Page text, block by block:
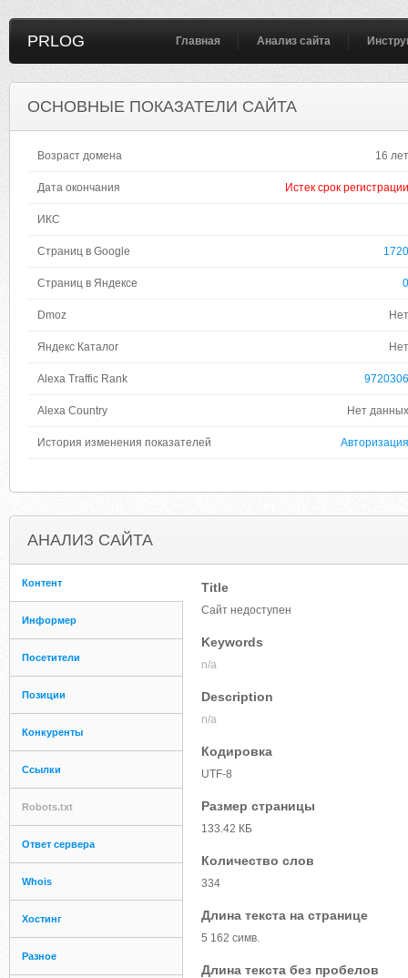
PRLOG Главная Анализ сайта
ОСНОВНЫЕ ПОКАЗАТЕЛИ САЙТА
Возраст домена 16 лет
Дата окончания Истек срок регистрации
ИКС
Страниц в Google 1720
Страниц в Яндексе 0
Dmoz Нет
Яндекс Каталог Нет
Alexa Traffic Rank 9720306
Alexa Country Нет данных
История изменения показателей Авторизация
АНАЛИЗ САЙТА
Контент
Информер
Посетители
Позиции
Конкуренты
Ссылки
Robots.txt
Ответ сервера
Whois
Хостинг
Разное
Title
Сайт недоступен
Keywords
n/a
Description
n/a
Кодировка
UTF-8
Размер страницы
133.42 КБ
Количество слов
334
Длина текста на странице
5 162 симв.
Длина текста без пробелов